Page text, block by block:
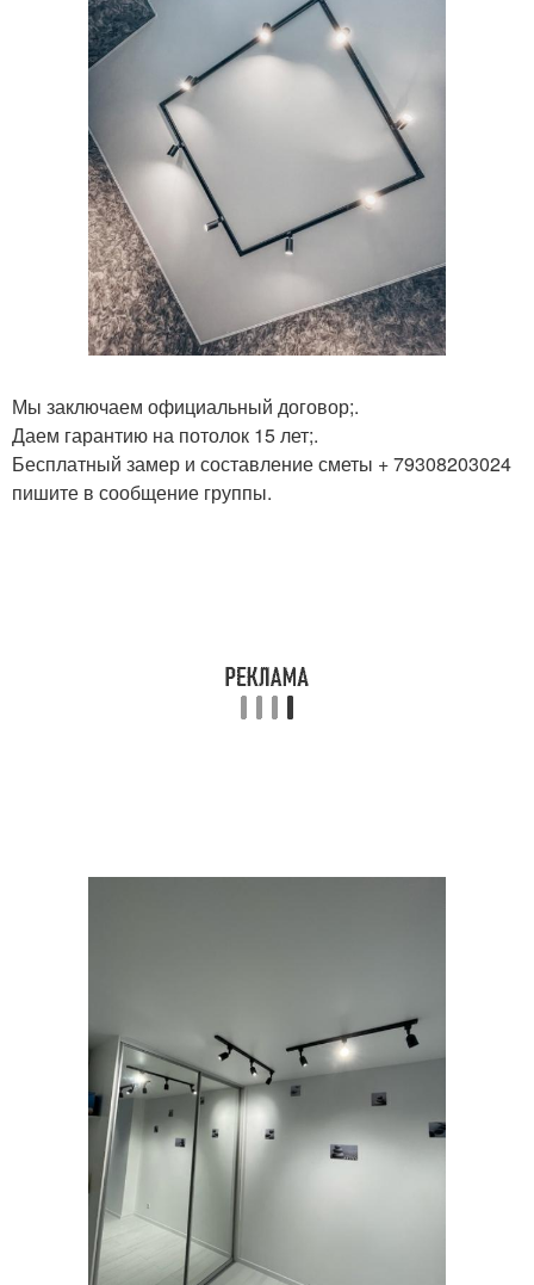
Мы заключаем официальный договор;.
Даем гарантию на потолок 15 лет;.
Бесплатный замер и составление сметы + 79308203024
пишите в сообщение группы.